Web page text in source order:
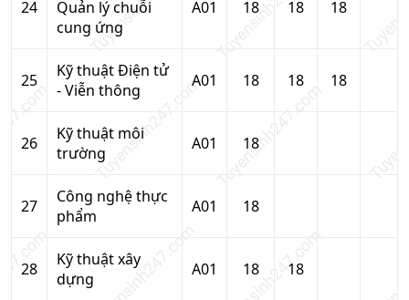
24
Quản lý chuỗi
cung ứng
A01 18 18 18
25
Kỹ thuật Điện tử
- Viễn thông
A01 18 18 18
26
Kỹ thuật môi
trường
A01 18
27
Công nghệ thực
phẩm
A01 18
28
Kỹ thuật xây
dựng
A01 18 18